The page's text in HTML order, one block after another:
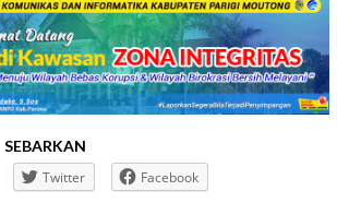
SEBARKAN
Twitter
Facebook